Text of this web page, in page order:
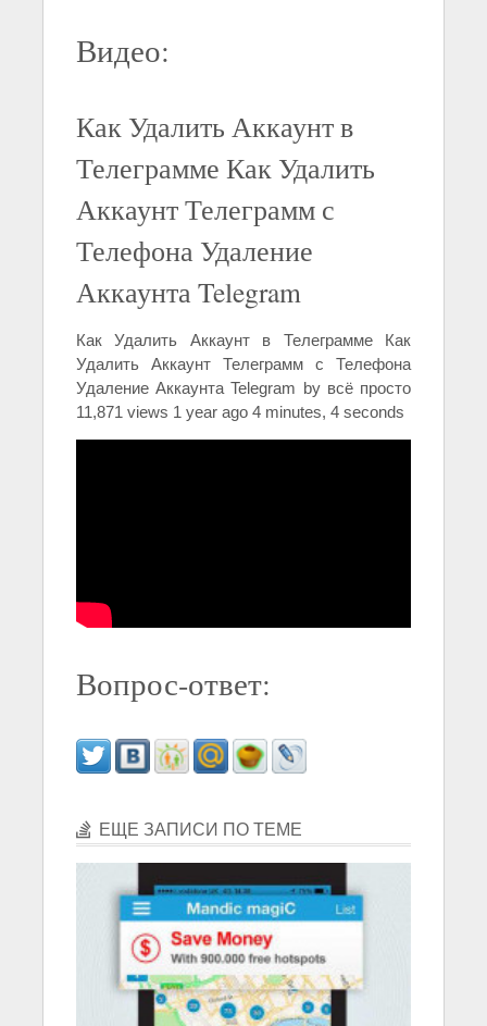
Видео:
Как Удалить Аккаунт в
Телеграмме Как Удалить
Аккаунт Телеграмм с
Телефона Удаление
Аккаунта Telegram
Как Удалить Аккаунт в Телеграмме Как
Удалить Аккаунт Телеграмм с Телефона
Удаление Аккаунта Telegram by всё просто
11,871 views 1 year ago 4 minutes, 4 seconds
Вопрос-ответ:
ЕЩЕ ЗАПИСИ ПО ТЕМЕ